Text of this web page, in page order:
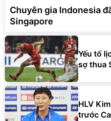
Chuyên gia Indonesia
Singapore
Yếu tố
sợ thua
HLV
trước